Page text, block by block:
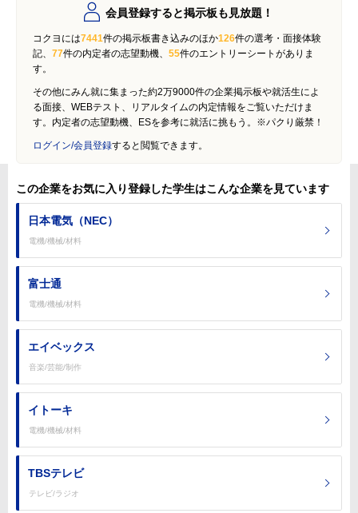
会員登録すると掲示板も見放題！
コクヨには7441件の掲示板書き込みのほか126件の選考・面接体験
記、 77件の内定者の志望動機、 55件のエントリーシートがありま
す。
その他にみん就に集まった約2万9000件の企業掲示板や就活生によ
る面接、WEBテスト、リアルタイムの内定情報をご覧いただけま
す。内定者の志望動機、ESを参考に就活に挑もう。※パクり厳禁！
ログイン/会員登録すると閲覧できます。
この企業をお気に入り登録した学生はこんな企業を見ています
日本電気（NEC）
電機/機械/材料
富士通
電機/機械/材料
エイベックス
音楽/芸能/制作
イトーキ
電機/機械/材料
TBSテレビ
テレビ/ラジオ